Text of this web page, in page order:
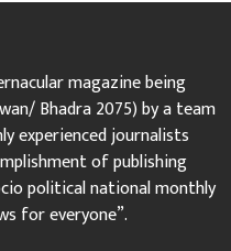
magazine being
Bhadra 2075) by a team
experienced journalists
of publishing
political national monthly
for everyone”.